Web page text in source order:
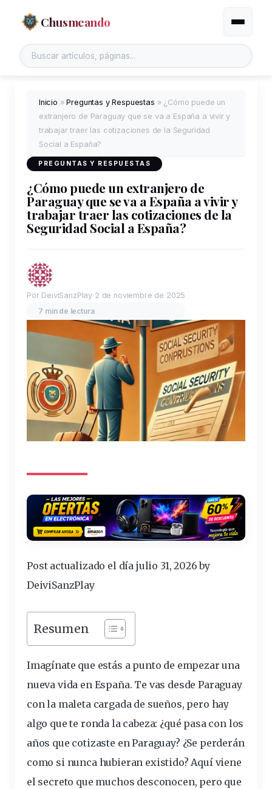
Chusmeando Alternar
Inicio »Preguntas y Respuestas » ¿Cómo puede un
extranjero de Paraguay que se va a España a vivir y
trabajar traer las cotizaciones de la Seguridad
Social a España?
PREGUNTAS Y RESPUESTAS
¿Cómo puede un extranjero de
Paraguay que se va a España a vivir y
trabajar traer las cotizaciones de la
Seguridad Social a España?
Por DeiviSanzPlay 2 de noviembre de 2025
7 min de lectura
Post actualizado el día julio 31, 2026 by
DeiviSanzPlay
Resumen
Imagínate que estás a punto de empezar una
nueva vida en España. Te vas desde Paraguay
con la maleta cargada de sueños, pero hay
algo que te ronda la cabeza: ¿qué pasa con los
años que cotizaste en Paraguay? ¿Se perderán
como si nunca hubieran existido? Aquí viene
el secreto que muchos desconocen, pero que